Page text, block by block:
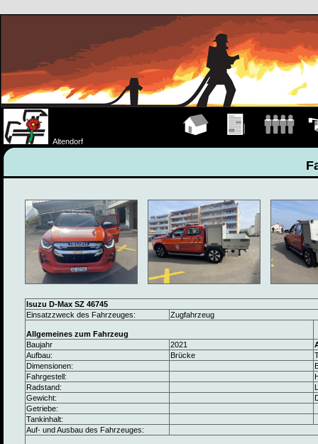
Altendorf
Isuzu D-Max SZ 46745
Einsatzzweck des Fahrzeuges:
Zugfahrzeug
Allgemeines zum Fahrzeug
Baujahr
2021
Aufbau:
Brücke
Dimensionen:
Fahrgestell:
Radstand:
Gewicht:
Getriebe:
Tankinhalt:
Auf- und Ausbau des Fahrzeuges: